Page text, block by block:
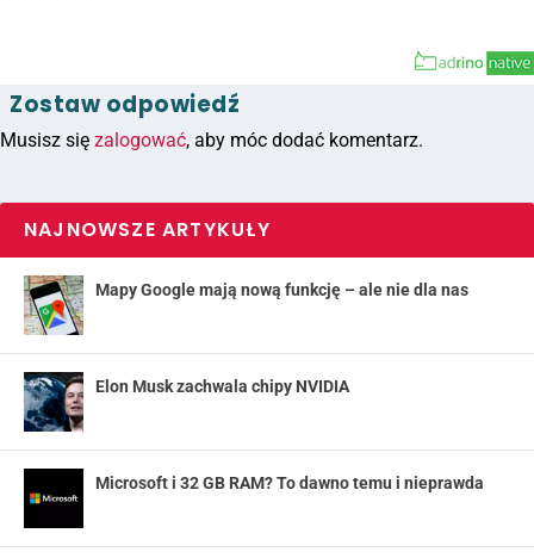
Zostaw odpowiedź
Musisz się zalogować, aby móc dodać komentarz.
NAJNOWSZE ARTYKUŁY
Mapy Google mają nową funkcję – ale nie dla nas
Elon Musk zachwala chipy NVIDIA
Microsoft i 32 GB RAM? To dawno temu i nieprawda